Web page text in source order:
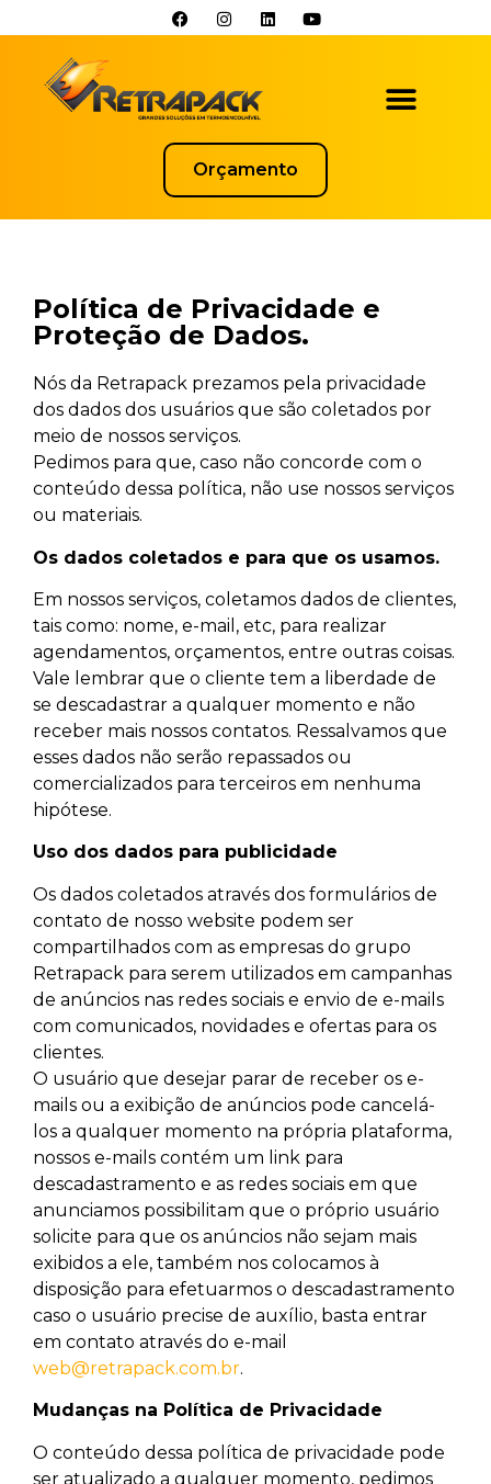
Orçamento
Política de Privacidade e
Proteção de Dados.
Nós da Retrapack prezamos pela privacidade
dos dados dos usuários que são coletados por
meio de nossos serviços.
Pedimos para que, caso não concorde com o
conteúdo dessa política, não use nossos serviços
ou materiais.
Os dados coletados e para que os usamos.
Em nossos serviços, coletamos dados de clientes,
tais como: nome, e-mail, etc, para realizar
agendamentos, orçamentos, entre outras coisas.
Vale lembrar que o cliente tem a liberdade de
se descadastrar a qualquer momento e não
receber mais nossos contatos. Ressalvamos que
esses dados não serão repassados ou
comercializados para terceiros em nenhuma
hipótese.
Uso dos dados para publicidade
Os dados coletados através dos formulários de
contato de nosso website podem ser
compartilhados com as empresas do grupo
Retrapack para serem utilizados em campanhas
de anúncios nas redes sociais e envio de e-mails
com comunicados, novidades e ofertas para os
clientes.
O usuário que desejar parar de receber os e-
mails ou a exibição de anúncios pode cancelá-
los a qualquer momento na própria plataforma,
nossos e-mails contém um link para
descadastramento e as redes sociais em que
anunciamos possibilitam que o próprio usuário
solicite para que os anúncios não sejam mais
exibidos a ele, também nos colocamos à
disposição para efetuarmos o descadastramento
caso o usuário precise de auxílio, basta entrar
em contato através do e-mail
web@retrapack.com.br.
Mudanças na Política de Privacidade
O conteúdo dessa política de privacidade pode
ser atualizado a qualquer momento, pedimos